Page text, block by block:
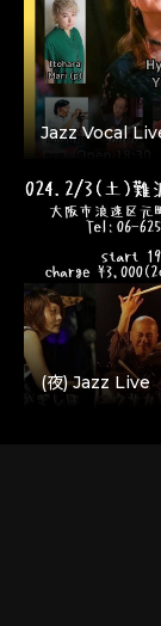
Jazz Vocal
(夜) Jazz Live